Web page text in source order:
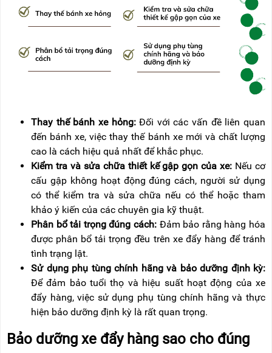
Thay thế bánh xe hỏng:Đối với các vấn đề liên quan
đến bánh xe, việc thay thế bánh xe mới và chất lượng
cao là cách hiệu quả nhất để khắc phục.
Kiểm tra và sửa chữa thiết kế gập gọn của xe: Nếu cơ
cấu gập không hoạt động đúng cách, người sử dụng
có thể kiểm tra và sửa chữa nếu có thể hoặc tham
khảo ý kiến của các chuyên gia kỹ thuật.
Phân bổ tải trọng đúng cách: Đảm bảo rằng hàng hóa
được phân bổ tải trọng đều trên xe đẩy hàng để tránh
tình trạng lật.
Sử dụng phụ tùng chính hãng và bảo dưỡng định kỳ:
Để đảm bảo tuổi thọ và hiệu suất hoạt động của xe
đẩy hàng, việc sử dụng phụ tùng chính hãng và thực
hiện bảo dưỡng định kỳ là rất quan trọng.
Bảo dưỡng xe đẩy hàng sao cho đúng